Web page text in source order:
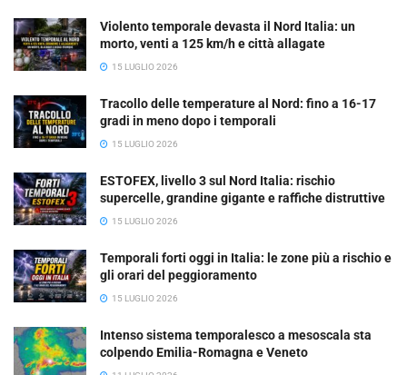
Violento temporale devasta il Nord Italia: un
morto, venti a 125 km/h e città allagate
15 LUGLIO 2026
Tracollo delle temperature al Nord: fino a 16-17
gradi in meno dopo i temporali
15 LUGLIO 2026
ESTOFEX, livello 3 sul Nord Italia: rischio
supercelle, grandine gigante e raffiche distruttive
15 LUGLIO 2026
Temporali forti oggi in Italia: le zone più a rischio e
gli orari del peggioramento
15 LUGLIO 2026
Intenso sistema temporalesco a mesoscala sta
colpendo Emilia-Romagna e Veneto